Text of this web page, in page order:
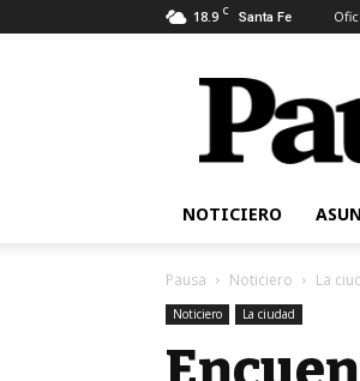
18.9 C Santa Fe
Pausa
NOTICIERO
Pausa Noticiero La
Noticiero La ciudad